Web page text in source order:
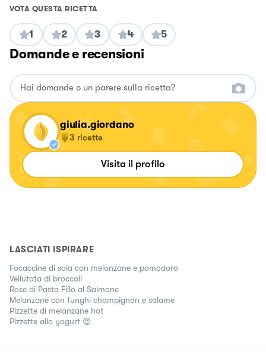
VOTA QUESTA RICETTA
1 2 3 4 5
Domande e recensioni
giulia.giordano
3 ricette
Visita il profilo
LASCIATI ISPIRARE
Focaccine di soia con melanzane e pomodoro
Vellutata di broccoli
Rose di Pasta Fillo al Salmone
Melanzane con funghi champignon e salame
Pizzette di melanzane hot
Pizzette allo yogurt 😍